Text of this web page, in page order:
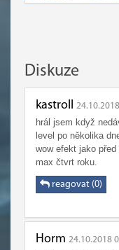
Diskuze
kastroll
hrál jsem když
level po několika
wow efekt jako
max čtvrt roku.
reagovat (0)
Horm 24.10.2018